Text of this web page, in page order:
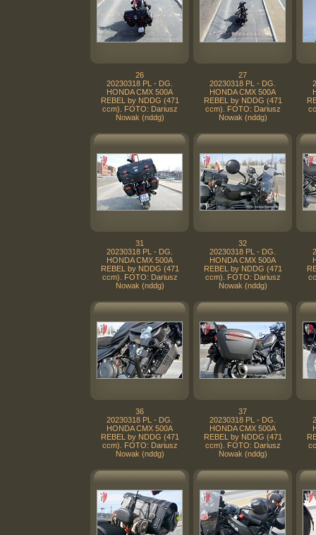
26
20230318 PL - DG.
HONDA CMX 500A
REBEL by NDDG (471
ccm). FOTO: Dariusz
Nowak (nddg)
27
20230318 PL - DG.
HONDA CMX 500A
REBEL by NDDG (471
ccm). FOTO: Dariusz
Nowak (nddg)
31
20230318 PL - DG.
HONDA CMX 500A
REBEL by NDDG (471
ccm). FOTO: Dariusz
Nowak (nddg)
32
20230318 PL - DG.
HONDA CMX 500A
REBEL by NDDG (471
ccm). FOTO: Dariusz
Nowak (nddg)
36
20230318 PL - DG.
HONDA CMX 500A
REBEL by NDDG (471
ccm). FOTO: Dariusz
Nowak (nddg)
37
20230318 PL - DG.
HONDA CMX 500A
REBEL by NDDG (471
ccm). FOTO: Dariusz
Nowak (nddg)